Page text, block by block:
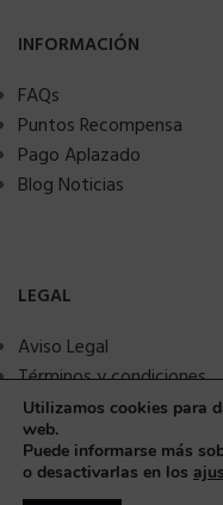
INFORMACIÓN
FAQs
Puntos Recompensa
Pago Aplazado
Blog Noticias
LEGAL
Aviso Legal
Términos y condiciones
Política de privacidad
Política de Cookies
Seguridad y protección a
Utilizamos cookies para
web.
Puede informarse más
o desactivarlas en los